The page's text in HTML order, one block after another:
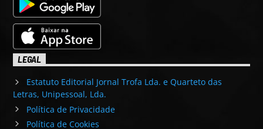
LEGAL
Estatuto Editorial Jornal Trofa Lda. e Quarteto das
Letras, Unipessoal, Lda.
Política de Privacidade
Política de Cookies